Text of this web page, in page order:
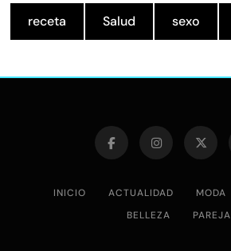
receta Salud sexo
INICIO ACTUALIDAD MODA
BELLEZA
PAREJA